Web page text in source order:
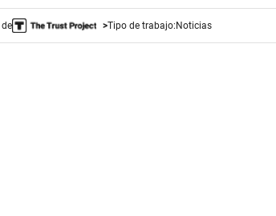
Tipo de trabajo: Noticias